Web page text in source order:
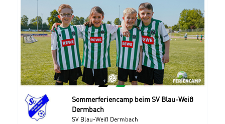
Sommerferiencamp beim SV Blau-Weiß
Dermbach
SV Blau-Weiß Dermbach